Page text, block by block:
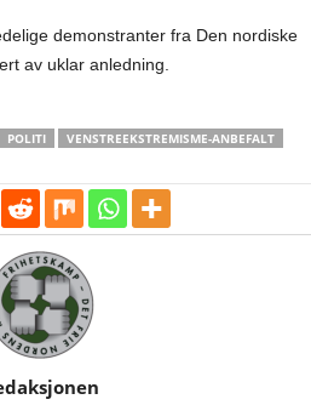
demonstranter fra Den nordiske
av uklar anledning.
POLITI
VENSTREEKSTREMISME-ANBEFALT